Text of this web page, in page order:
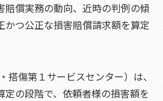
賠償実務の動向、近時の判例の傾
かつ公正な損害賠償請求額を算定
傷第１サービスセンター）は、
定の段階で、依頼者様の損害額を